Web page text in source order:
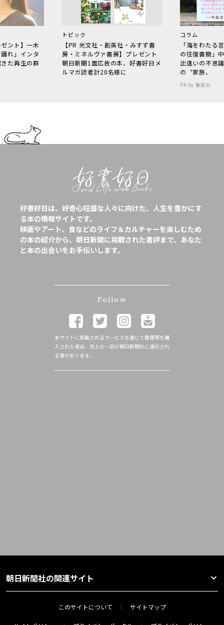
ント】一木
れ」インタ
た再生の群
トピック
【PR 光文社・創英社・みすず書
房・ミネルヴァ書房】プレゼント
朝日新聞1面広告の本、好書好日メ
ルマガ読者計20名様に
コラム
「海をわた
の往復書簡」
出逢いの不思
の〝家族〟
PR by 集英社
好書好日は、好奇心旺盛な人々に向けた、人生を豊かにす
る本の情報サイトです。
映画やアート、食などのライフ＆カルチャーを楽しむため
の本の紹介から、朝日新聞に掲載された書評まで、あなた
と本の出会いをお手伝いします。
Follow
本サイトに掲載されるサービスを通じて書籍等を購
入された場合、売上の一部が朝日新聞社に還元され
る事があります。
朝日新聞社の関連サイト
このサイトについて サイトマップ